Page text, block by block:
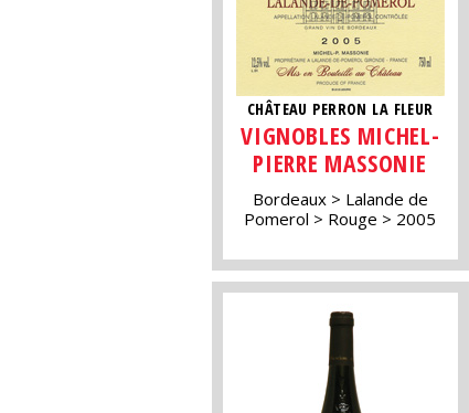
CHÂTEAU PERRON LA FLEUR
VIGNOBLES MICHEL-
PIERRE MASSONIE
Bordeaux
Lalande de
Pomerol
Rouge 2005